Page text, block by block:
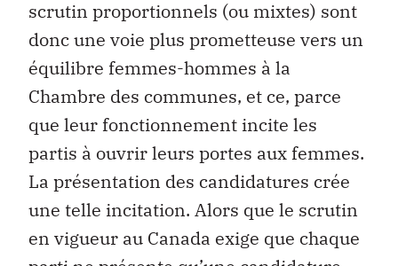
scrutin proportionnels (ou mixtes) sont
donc une voie plus prometteuse vers un
équilibre femmes-hommes à la
Chambre des communes, et ce, parce
que leur fonctionnement incite les
partis à ouvrir leurs portes aux femmes.
La présentation des candidatures crée
une telle incitation. Alors que le scrutin
en vigueur au Canada exige que chaque